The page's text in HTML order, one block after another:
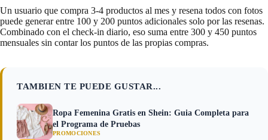
Un usuario que compra 3-4 productos al mes y resena todos con fotos
puede generar entre 100 y 200 puntos adicionales solo por las resenas.
Combinado con el check-in diario, eso suma entre 300 y 450 puntos
mensuales sin contar los puntos de las propias compras.
TAMBIEN TE PUEDE GUSTAR...
Ropa Femenina Gratis en Shein: Guia Completa para
el Programa de Pruebas
PROMOCIONES